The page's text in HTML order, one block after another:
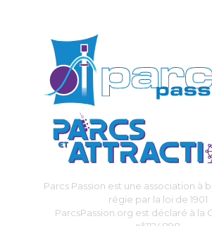
Parcs Passion est une association à
régie par la loi de 1901
ParcsPassion.org est déclaré à la